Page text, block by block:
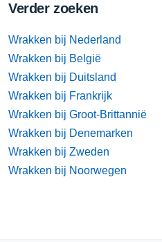
Verder zoeken
Wrakken bij Nederland
Wrakken bij België
Wrakken bij Duitsland
Wrakken bij Frankrijk
Wrakken bij Groot-Brittannië
Wrakken bij Denemarken
Wrakken bij Zweden
Wrakken bij Noorwegen